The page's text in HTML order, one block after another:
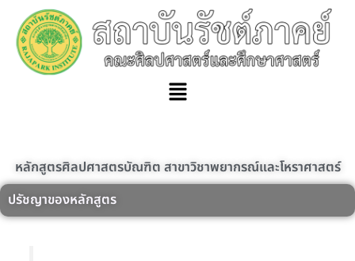
content
Menu
หลักสูตรศิลปศาสตรบัณฑิต สาขาวิชาพยากรณ์และโหราศาสตร์
ปรัชญาของหลักสูตร